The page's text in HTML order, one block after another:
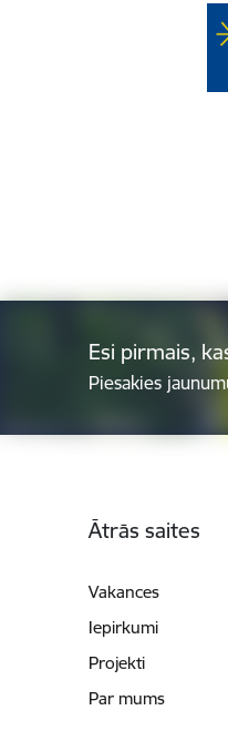
Esi pirmais,
Piesakies
Ātrās saites
Vakances
Iepirkumi
Projekti
Par mums